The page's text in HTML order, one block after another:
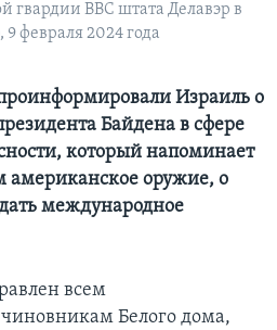
гвардии ВВС штата Делавэр в
февраля 2024 года
Израиль о
Байдена в сфере
который напоминает
оружие, о
международное
всем
Белого дома,